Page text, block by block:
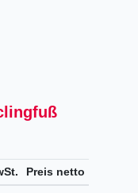
Preis netto